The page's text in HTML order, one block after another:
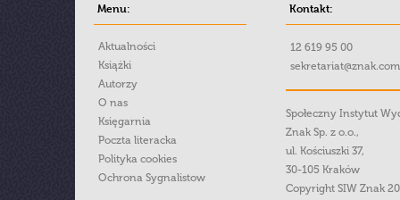
Menu:
Aktualności
Książki
Autorzy
O nas
Księgarnia
Poczta literacka
Polityka cookies
Ochrona Sygnalistow
Kontakt:
12 619 95 00
Społeczny Instytut
Znak Sp. z o.o.,
ul. Kościuszki 37,
30-105 Kraków
Copyright SIW Znak